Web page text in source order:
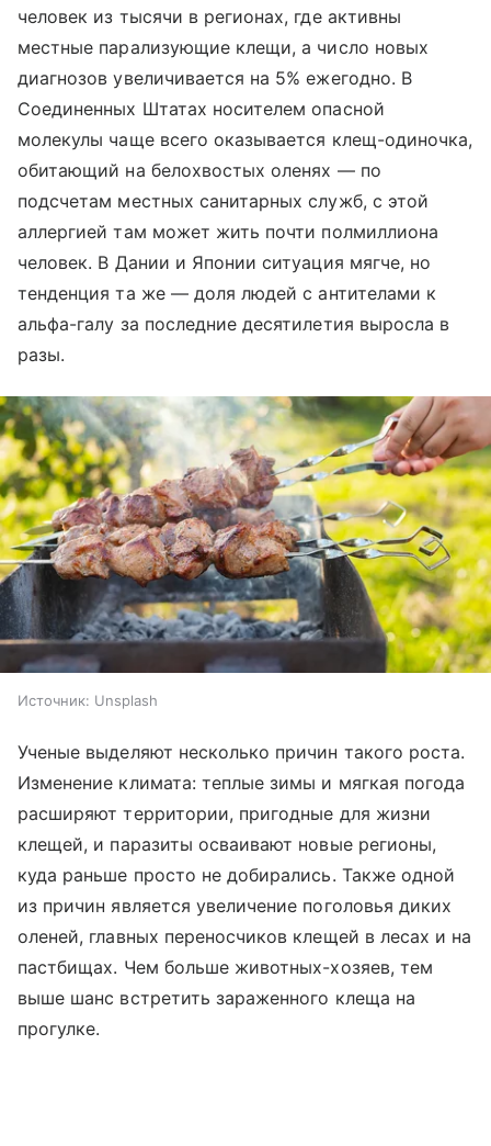
человек из тысячи в регионах, где активны
местные парализующие клещи, а число новых
диагнозов увеличивается на 5% ежегодно. В
Соединенных Штатах носителем опасной
молекулы чаще всего оказывается клещ-одиночка,
обитающий на белохвостых оленях — по
подсчетам местных санитарных служб, с этой
аллергией там может жить почти полмиллиона
человек. В Дании и Японии ситуация мягче, но
тенденция та же — доля людей с антителами к
альфа-галу за последние десятилетия выросла в
разы.
Источник: Unsplash
Ученые выделяют несколько причин такого роста.
Изменение климата: теплые зимы и мягкая погода
расширяют территории, пригодные для жизни
клещей, и паразиты осваивают новые регионы,
куда раньше просто не добирались. Также одной
из причин является увеличение поголовья диких
оленей, главных переносчиков клещей в лесах и на
пастбищах. Чем больше животных-хозяев, тем
выше шанс встретить зараженного клеща на
прогулке.